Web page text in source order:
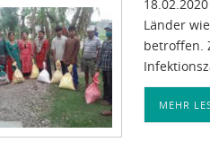
Länder
betroffen.
MEHR